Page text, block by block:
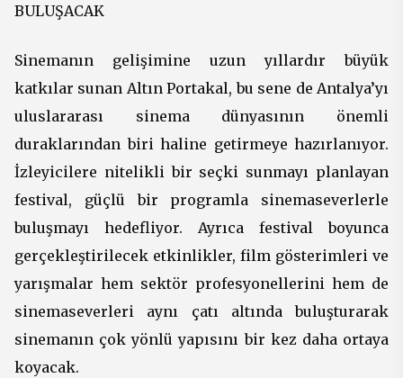
BULUŞACAK
Sinemanın gelişimine uzun yıllardır büyük
katkılar sunan Altın Portakal, bu sene de Antalya’yı
uluslararası sinema dünyasının önemli
duraklarından biri haline getirmeye hazırlanıyor.
İzleyicilere nitelikli bir seçki sunmayı planlayan
festival, güçlü bir programla sinemaseverlerle
buluşmayı hedefliyor. Ayrıca festival boyunca
gerçekleştirilecek etkinlikler, film gösterimleri ve
yarışmalar hem sektör profesyonellerini hem de
sinemaseverleri aynı çatı altında buluşturarak
sinemanın çok yönlü yapısını bir kez daha ortaya
koyacak.